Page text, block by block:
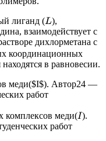
лиганд (L),
взаимодействует с
дихлорметана с
координационных
в равновесии.
комплексов меди(I ).
работ